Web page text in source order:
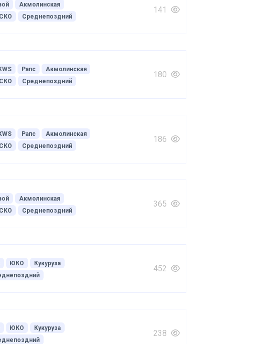
Акмолинская
СКО Среднепоздний
141
Рапс
Акмолинская
СКО Среднепоздний
180
Рапс
Акмолинская
СКО Среднепоздний
186
Акмолинская
СКО Среднепоздний
365
ЮКО
Кукуруза
452
ЮКО
Кукуруза
238